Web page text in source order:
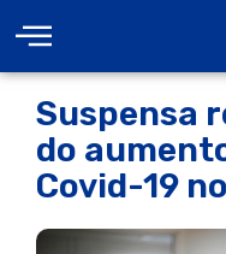
Suspensa
do
Covid-19